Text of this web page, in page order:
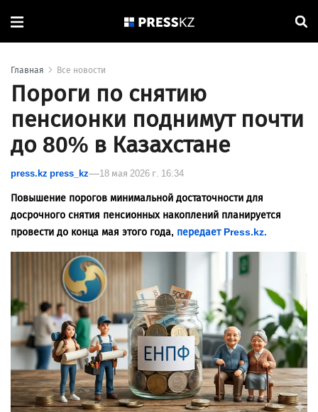
Главная Все новости
Пороги по снятию
пенсионки поднимут почти
до 80% в Казахстане
press.kz press_kz 18 мая 2026 г. 16:34
Повышение порогов минимальной достаточности для
досрочного снятия пенсионных накоплений планируется
провести до конца мая этого года, передает Press.kz.